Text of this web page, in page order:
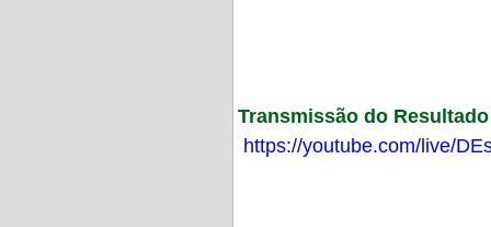
Transmissão do
https://youtube.com/live/